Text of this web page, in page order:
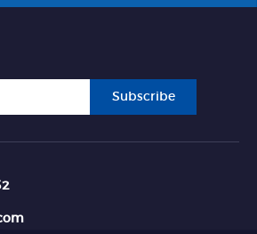
Subscribe